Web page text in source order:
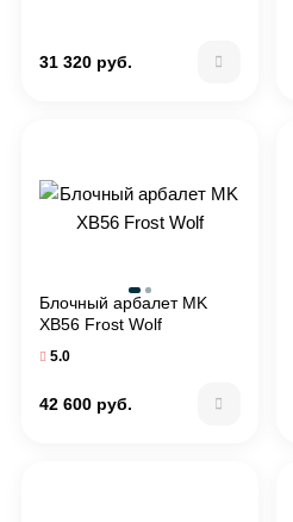
31 320 руб.
Блочный арбалет MK
XB56 Frost Wolf
5.0
42 600 руб.